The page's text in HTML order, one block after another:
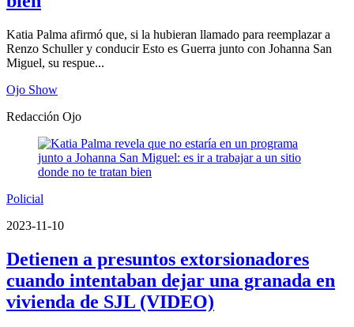
Katia Palma afirmó que, si la hubieran llamado para reemplazar a
Renzo Schuller y conducir Esto es Guerra junto con Johanna San
Miguel, su respue...
Ojo Show
Redacción Ojo
Policial
2023-11-10
Detienen a presuntos extorsionadores
cuando intentaban dejar una granada en
vivienda de SJL (VIDEO)